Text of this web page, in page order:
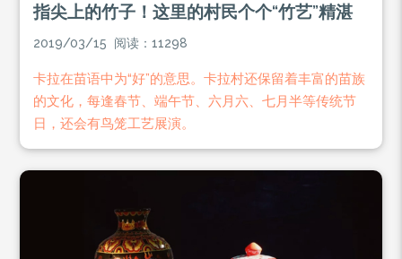
指尖上的竹子！这里的村民个个“竹艺”精湛
2019/03/15 阅读：11298
卡拉在苗语中为“好”的意思。卡拉村还保留着丰富的苗族
的文化，每逢春节、端午节、六月六、七月半等传统节
日，还会有鸟笼工艺展演。